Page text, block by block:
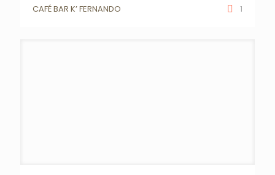
CAFÉ BAR K’ FERNANDO 1